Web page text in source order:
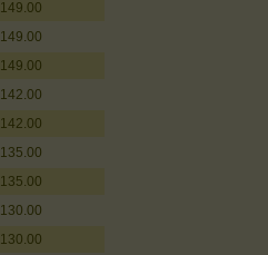
149.00
149.00
149.00
142.00
142.00
135.00
135.00
130.00
130.00